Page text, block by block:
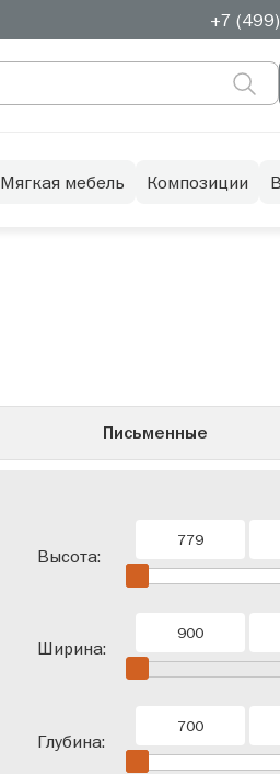
+7
Мягкая мебель Композиции
Письменные
Высота:
Ширина:
Глубина: